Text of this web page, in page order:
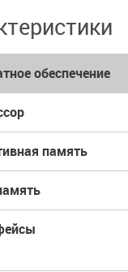
обеспечение
память